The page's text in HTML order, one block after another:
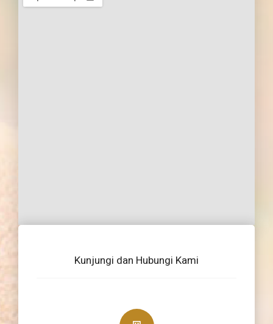
Kunjungi dan Hubungi Kami